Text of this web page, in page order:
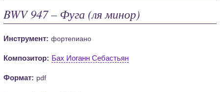
BWV 947 – Фуга (ля минор)
Инструмент: фортепиано
Композитор: Бах Иоганн Себастьян
Формат: pdf